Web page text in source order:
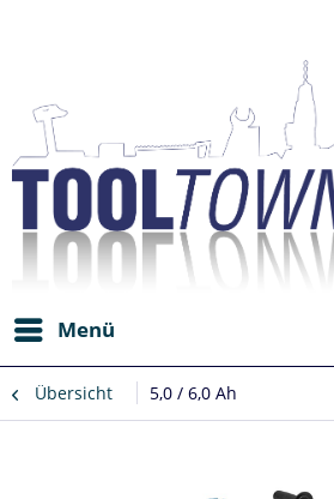
Menü
Übersicht 5,0 / 6,0 Ah